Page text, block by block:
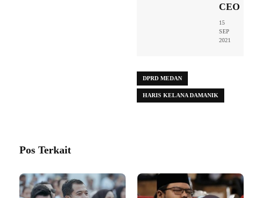
CEO
15
SEP
2021
DPRD MEDAN
HARIS KELANA DAMANIK
Pos Terkait